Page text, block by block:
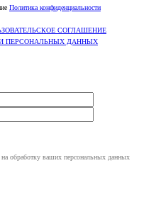
Политика конфиденциальности
СОГЛАШЕНИЕ
ПЕРСОНАЛЬНЫХ ДАННЫХ
обработку ваших персональных данных